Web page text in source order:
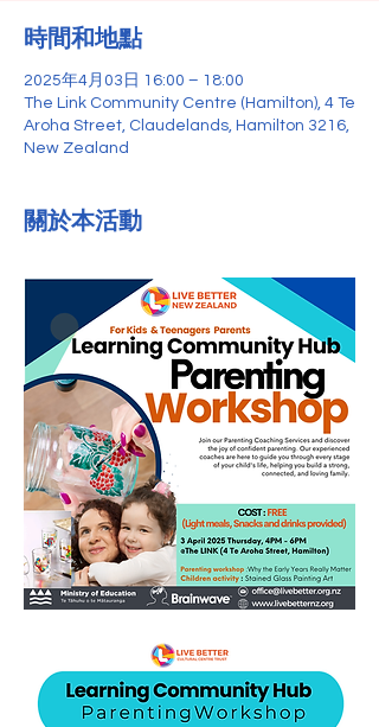
時間和地點
2025年4月03日 16:00 – 18:00
The Link Community Centre (Hamilton), 4 Te
Aroha Street, Claudelands, Hamilton 3216,
New Zealand
關於本活動